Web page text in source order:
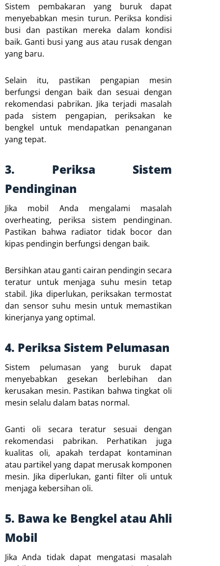
Sistem pembakaran yang buruk dapat
menyebabkan mesin turun. Periksa kondisi
busi dan pastikan mereka dalam kondisi
baik. Ganti busi yang aus atau rusak dengan
yang baru.
Selain itu, pastikan pengapian mesin
berfungsi dengan baik dan sesuai dengan
rekomendasi pabrikan. Jika terjadi masalah
pada sistem pengapian, periksakan ke
bengkel untuk mendapatkan penanganan
yang tepat.
3. Periksa Sistem
Pendinginan
Jika mobil Anda mengalami masalah
overheating, periksa sistem pendinginan.
Pastikan bahwa radiator tidak bocor dan
kipas pendingin berfungsi dengan baik.
Bersihkan atau ganti cairan pendingin secara
teratur untuk menjaga suhu mesin tetap
stabil. Jika diperlukan, periksakan termostat
dan sensor suhu mesin untuk memastikan
kinerjanya yang optimal.
4. Periksa Sistem Pelumasan
Sistem pelumasan yang buruk dapat
menyebabkan gesekan berlebihan dan
kerusakan mesin. Pastikan bahwa tingkat oli
mesin selalu dalam batas normal.
Ganti oli secara teratur sesuai dengan
rekomendasi pabrikan. Perhatikan juga
kualitas oli, apakah terdapat kontaminan
atau partikel yang dapat merusak komponen
mesin. Jika diperlukan, ganti filter oli untuk
menjaga kebersihan oli.
5. Bawa ke Bengkel atau Ahli
Mobil
Jika Anda tidak dapat mengatasi masalah